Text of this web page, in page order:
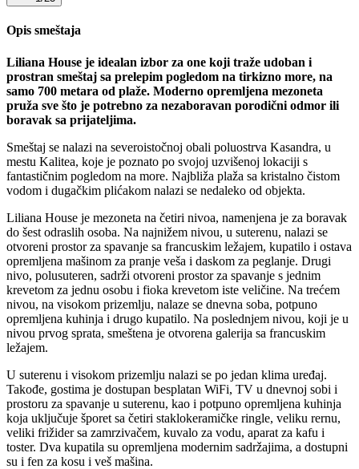
Opis smeštaja
Liliana House je idealan izbor za one koji traže udoban i
prostran smeštaj sa prelepim pogledom na tirkizno more, na
samo 700 metara od plaže. Moderno opremljena mezoneta
pruža sve što je potrebno za nezaboravan porodični odmor ili
boravak sa prijateljima.
Smeštaj se nalazi na severoistočnoj obali poluostrva Kasandra, u
mestu Kalitea, koje je poznato po svojoj uzvišenoj lokaciji s
fantastičnim pogledom na more. Najbliža plaža sa kristalno čistom
vodom i dugačkim plićakom nalazi se nedaleko od objekta.
Liliana House je mezoneta na četiri nivoa, namenjena je za boravak
do šest odraslih osoba. Na najnižem nivou, u suterenu, nalazi se
otvoreni prostor za spavanje sa francuskim ležajem, kupatilo i ostava
opremljena mašinom za pranje veša i daskom za peglanje. Drugi
nivo, polusuteren, sadrži otvoreni prostor za spavanje s jednim
krevetom za jednu osobu i fioka krevetom iste veličine. Na trećem
nivou, na visokom prizemlju, nalaze se dnevna soba, potpuno
opremljena kuhinja i drugo kupatilo. Na poslednjem nivou, koji je u
nivou prvog sprata, smeštena je otvorena galerija sa francuskim
ležajem.
U suterenu i visokom prizemlju nalazi se po jedan klima uređaj.
Takođe, gostima je dostupan besplatan WiFi, TV u dnevnoj sobi i
prostoru za spavanje u suterenu, kao i potpuno opremljena kuhinja
koja uključuje šporet sa četiri staklokeramičke ringle, veliku rernu,
veliki frižider sa zamrzivačem, kuvalo za vodu, aparat za kafu i
toster. Dva kupatila su opremljena modernim sadržajima, a dostupni
su i fen za kosu i veš mašina.